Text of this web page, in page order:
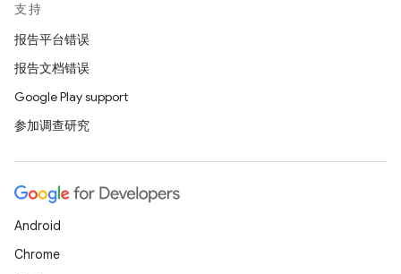
支持
报告平台错误
报告文档错误
Google Play support
参加调查研究
Android
Chrome